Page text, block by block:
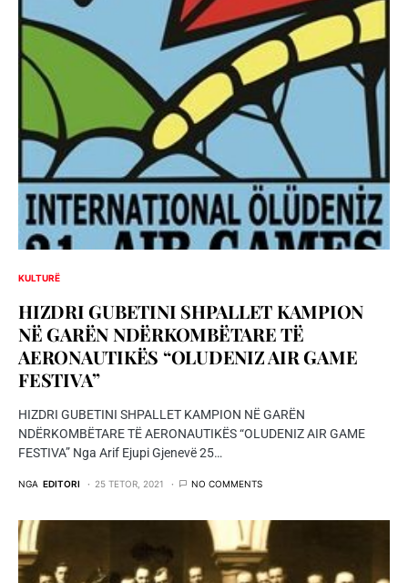
KULTURË
HIZDRI GUBETINI SHPALLET KAMPION
NË GARËN NDËRKOMBËTARE TË
AERONAUTIKËS “OLUDENIZ AIR GAME
FESTIVA”
HIZDRI GUBETINI SHPALLET KAMPION NË GARËN
NDËRKOMBËTARE TË AERONAUTIKËS “OLUDENIZ AIR GAME
FESTIVA” Nga Arif Ejupi Gjenevë 25…
NGA EDITORI 25 TETOR, 2021 NO COMMENTS